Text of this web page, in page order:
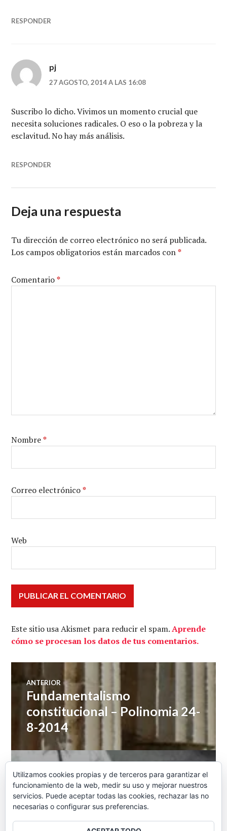
RESPONDER
pj
27 AGOSTO, 2014 A LAS 16:08
Suscribo lo dicho. Vivimos un momento crucial que
necesita soluciones radicales. O eso o la pobreza y la
esclavitud. No hay más análisis.
RESPONDER
Deja una respuesta
Tu dirección de correo electrónico no será publicada.
Los campos obligatorios están marcados con*
Comentario*
Nombre*
Correo electrónico*
Web
Este sitio usa Akismet para reducir el spam.Aprende
cómo se procesan los datos de tus comentarios.
Navegación
de
entradas
ANTERIOR
Entrada
anterior:
Fundamentalismo
constitucional – Polinomia 24-
8-2014
SIGUIENTE
Entrada
siguiente:
¿Una nueva guerra fría? –
Economía Directa 25-8-2014
Utilizamos cookies propias y de terceros para garantizar el
funcionamiento de la web, medir su uso y mejorar nuestros
servicios. Puede aceptar todas las cookies, rechazar las no
necesarias o configurar sus preferencias.